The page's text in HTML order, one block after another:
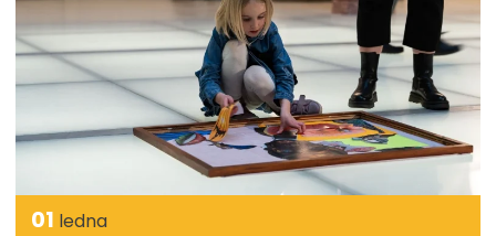
01 ledna